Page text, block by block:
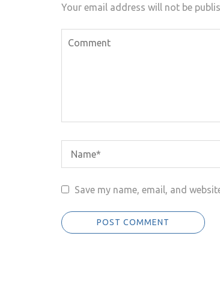
Your email address will not be
Save my name, email, and